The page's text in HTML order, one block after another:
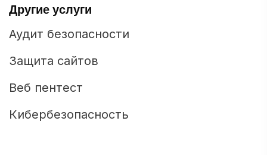
Другие услуги
Аудит безопасности
Защита сайтов
Веб пентест
Кибербезопасность